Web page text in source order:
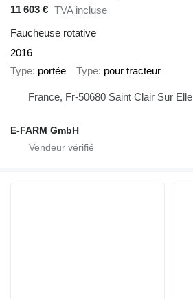
11 603 € TVA incluse
Faucheuse rotative
2016
Type portée Type pour tracteur
France, Fr-50680 Saint Clair Sur Elle
E-FARM GmbH